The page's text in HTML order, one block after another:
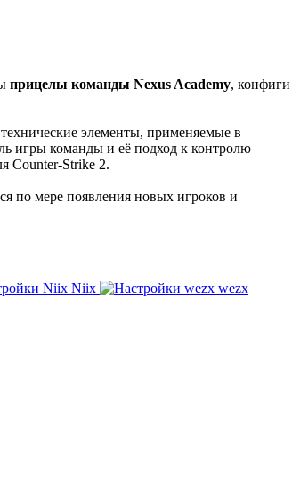
прицелы команды Nexus Academy, конфиги
элементы, применяемые в
игры команды и её подход к контролю
Counter-Strike 2.
по мере появления новых игроков и
Niix
wezx